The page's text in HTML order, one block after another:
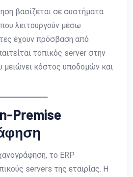
βασίζεται σε συστήματα
λειτουργούν μέσω
έχουν πρόσβαση από
τοπικός server στην
μειώνει κόστος υποδομών και
Premise
το ERP
servers της εταιρίας. Η